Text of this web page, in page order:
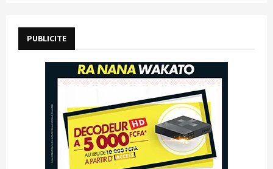
PUBLICITE